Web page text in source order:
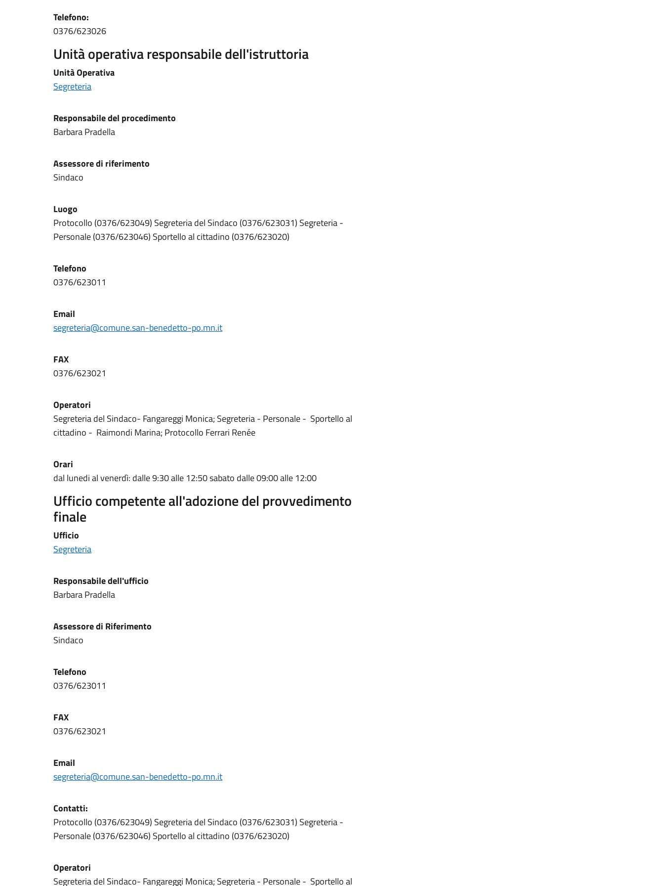
Telefono:
0376/623026
Unità operativa responsabile dell'istruttoria
Unità Operativa
Segreteria
Responsabile del procedimento
Barbara Pradella
Assessore di riferimento
Sindaco
Luogo
Protocollo (0376/623049) Segreteria del Sindaco (0376/623031) Segreteria -
Personale (0376/623046) Sportello al cittadino (0376/623020)
Telefono
0376/623011
Email
segreteria@comune.san-benedetto-po.mn.it
FAX
0376/623021
Operatori
Segreteria del Sindaco- Fangareggi Monica; Segreteria - Personale - Sportello al
cittadino - Raimondi Marina; Protocollo Ferrari Renée
Orari
dal lunedi al venerdì: dalle 9:30 alle 12:50 sabato dalle 09:00 alle 12:00
Ufficio competente all'adozione del provvedimento
finale
Ufficio
Segreteria
Responsabile dell'ufficio
Barbara Pradella
Assessore di Riferimento
Sindaco
Telefono
0376/623011
FAX
0376/623021
Email
segreteria@comune.san-benedetto-po.mn.it
Contatti:
Protocollo (0376/623049) Segreteria del Sindaco (0376/623031) Segreteria -
Personale (0376/623046) Sportello al cittadino (0376/623020)
Operatori
Segreteria del Sindaco- Fangareggi Monica; Segreteria - Personale - Sportello al